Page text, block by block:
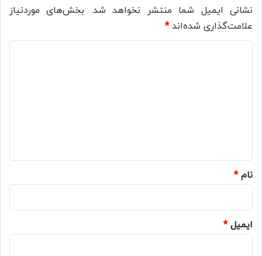
نشانی ایمیل شما منتشر نخواهد شد. بخش‌های موردنیاز
علامت‌گذاری شده‌اند*
نام*
ایمیل*